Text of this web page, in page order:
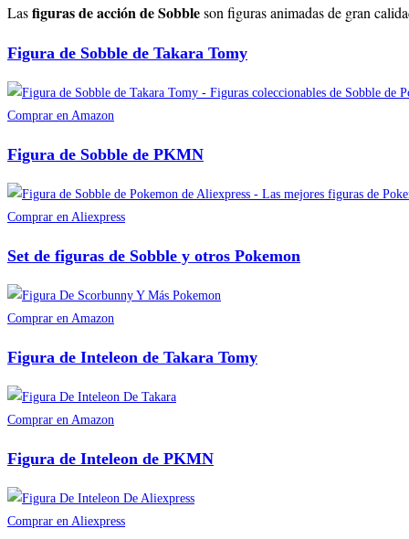
Lasfiguras de acción de Sobbleson figuras animadas de gran
Figura de Sobble de Takara Tomy
Comprar en Amazon
Figura de Sobble de PKMN
Comprar en Aliexpress
Set de figuras de Sobble y otros Pokemon
Comprar en Amazon
Figura de Inteleon de Takara Tomy
Comprar en Amazon
Figura de Inteleon de PKMN
Comprar en Aliexpress